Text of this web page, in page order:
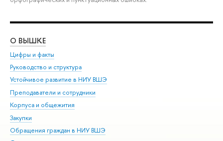
О ВЫШКЕ
Цифры и факты
Руководство и структура
Устойчивое развитие в НИУ ВШЭ
Преподаватели и сотрудники
Корпуса и общежития
Закупки
Обращения граждан в НИУ ВШЭ